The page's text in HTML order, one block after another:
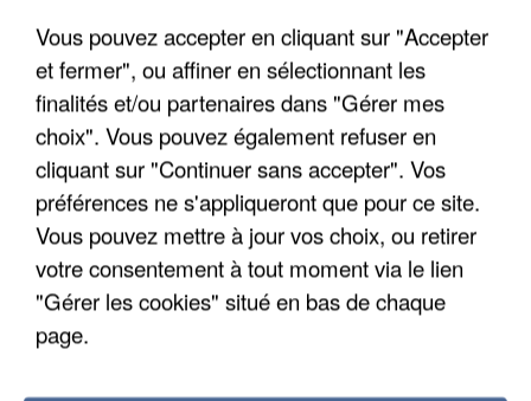
Vous pouvez accepter en cliquant sur "Accepter
et fermer", ou affiner en sélectionnant les
finalités et/ou partenaires dans "Gérer mes
choix". Vous pouvez également refuser en
cliquant sur "Continuer sans accepter". Vos
préférences ne s'appliqueront que pour ce site.
Vous pouvez mettre à jour vos choix, ou retirer
votre consentement à tout moment via le lien
"Gérer les cookies" situé en bas de chaque
page.